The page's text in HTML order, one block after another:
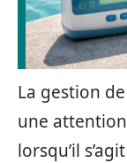
La gestion de
une
lorsqu’il